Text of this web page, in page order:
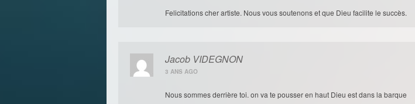
Felicitations cher artiste. Nous vous soutenons et que Dieu facilite le succès.
Jacob VIDEGNON
3 ANS AGO
Nous sommes derrière toi. on va te pousser en haut Dieu est dans la barque